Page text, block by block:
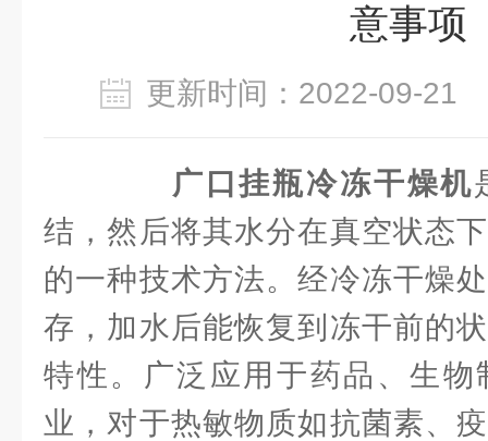
意事项
更新时间：2022-09-
广口挂瓶冷冻干燥机
结，然后将其水分在真空状态
的一种技术方法。经冷冻干燥
存，加水后能恢复到冻干前的
特性。广泛应用于药品、生物
业，对于热敏物质如抗菌素、